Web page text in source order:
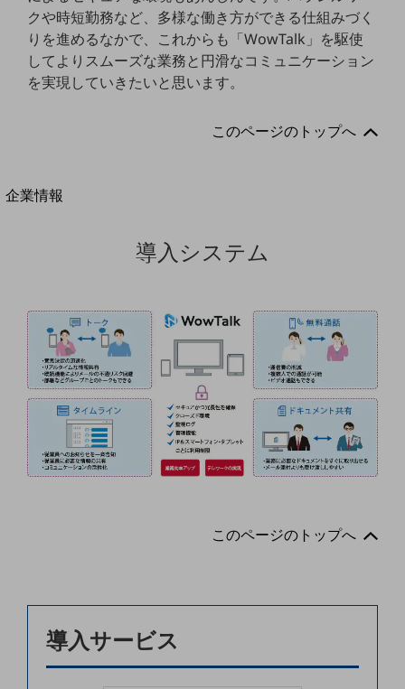
相談・申し込みができるバーチャルショップ
法人向けモバイルトップ
はじめての方へ
サービス・商品を探す
新規会員登録/ログインはこちら
100回線以上のお問い合わせ・お見積りはこちら
別ウィンドウで開きます
企業情報
社長からのご挨拶
事業拠点
グループ会社
会社案内パンフレット
ニュースルーム
お知らせ
クや時短勤務など、多様な働き方ができる仕組みづく
りを進めるなかで、これからも「WowTalk」を駆使
してよりスムーズな業務と円滑なコミュニケーション
を実現していきたいと思います。
このページのトップへ
導入システム
このページのトップへ
導入サービス